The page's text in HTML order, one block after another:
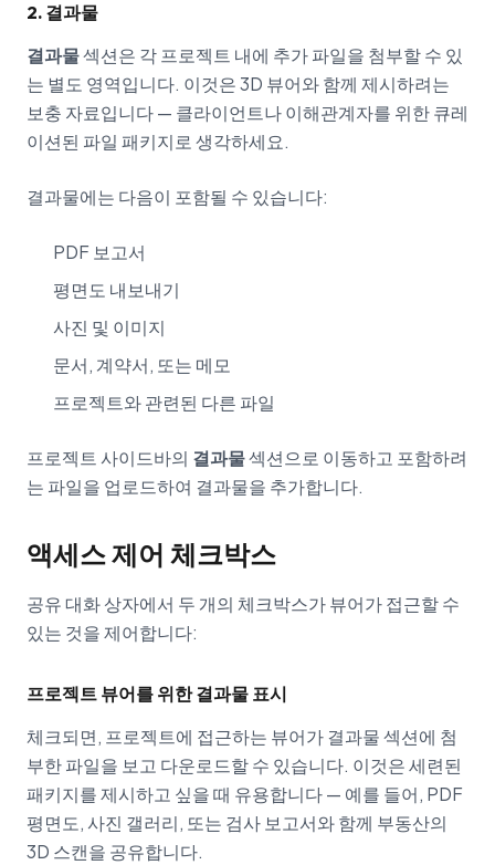
2. 결과물
결과물섹션은 각 프로젝트 내에 추가 파일을 첨부할 수 있
는 별도 영역입니다. 이것은 3D 뷰어와 함께 제시하려는
보충 자료입니다 — 클라이언트나 이해관계자를 위한 큐레
이션된 파일 패키지로 생각하세요.
결과물에는 다음이 포함될 수 있습니다:
PDF 보고서
평면도 내보내기
사진 및 이미지
문서, 계약서, 또는 메모
프로젝트와 관련된 다른 파일
프로젝트 사이드바의 결과물섹션으로 이동하고 포함하려
는 파일을 업로드하여 결과물을 추가합니다.
액세스 제어 체크박스
공유 대화 상자에서 두 개의 체크박스가 뷰어가 접근할 수
있는 것을 제어합니다:
프로젝트 뷰어를 위한 결과물 표시
체크되면, 프로젝트에 접근하는 뷰어가 결과물 섹션에 첨
부한 파일을 보고 다운로드할 수 있습니다. 이것은 세련된
패키지를 제시하고 싶을 때 유용합니다 — 예를 들어, PDF
평면도, 사진 갤러리, 또는 검사 보고서와 함께 부동산의
3D 스캔을 공유합니다.